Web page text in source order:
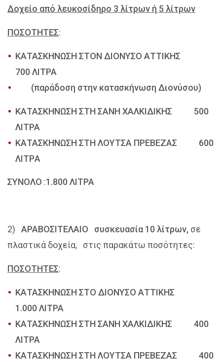
Δοχείο από λευκοσίδηρο 3 λίτρων ή 5 λίτρων
ΠΟΣΟΤΗΤΕΣ:
ΚΑΤΑΣΚΗΝΩΣΗ ΣΤΟΝ ΔΙΟΝΥΣΟ ΑΤΤΙΚΗΣ
700 ΛΙΤΡΑ
(παράδοση στην κατασκήνωση Διονύσου)
ΚΑΤΑΣΚΗΝΩΣΗ ΣΤΗ ΣΑΝΗ ΧΑΛΚΙΔΙΚΗΣ 500
ΛΙΤΡΑ
ΚΑΤΑΣΚΗΝΩΣH ΣΤΗ ΛΟΥΤΣΑ ΠΡΕΒΕΖΑΣ 600
ΛΙΤΡA
ΣΥΝΟΛΟ :1.800 ΛΙΤΡΑ
2) ΑΡΑΒΟΣΙΤΕΛΑΙΟ συσκευασία 10 λίτρων, σε
πλαστικά δοχεία, στις παρακάτω ποσότητες:
ΠΟΣΟΤΗΤΕΣ:
ΚΑΤΑΣΚΗΝΩΣΗ ΣΤΟ ΔΙΟΝΥΣΟ ΑΤΤΙΚΗΣ
1.000 ΛΙΤΡΑ
ΚΑΤΑΣΚΗΝΩΣΗ ΣΤΗ ΣΑΝΗ ΧΑΛΚΙΔΙΚΗΣ 400
ΛΙΤΡΑ
ΚΑΤΑΣΚΗΝΩΣΗ ΣΤΗ ΛΟΥΤΣΑ ΠΡΕΒΕΖΑΣ 400